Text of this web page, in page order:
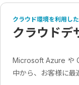
クラウド環境を利用し
クラウドデ
Microsoft Azure や
中から、お客様に最